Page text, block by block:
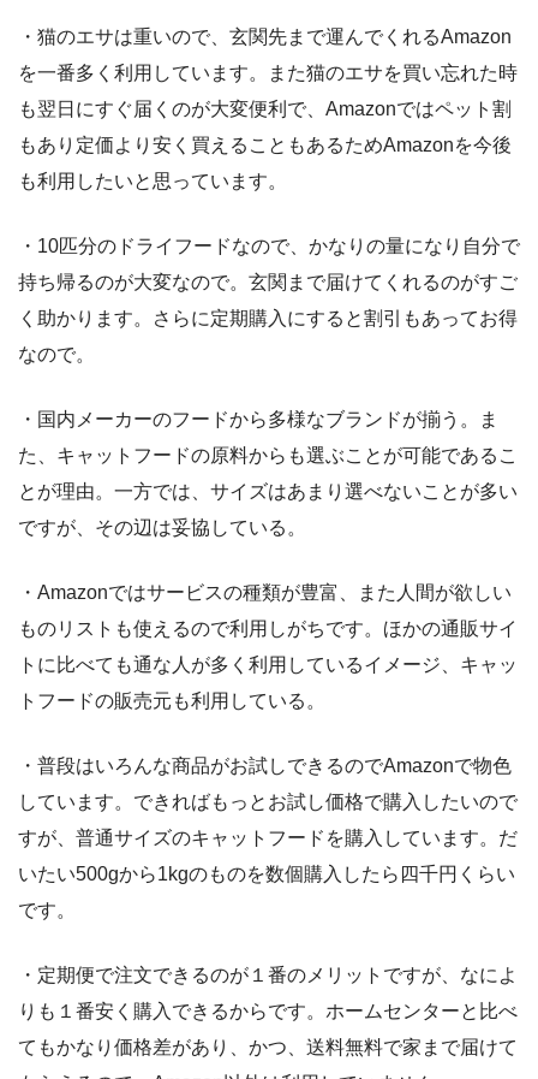
・猫のエサは重いので、玄関先まで運んでくれるAmazon
を一番多く利用しています。また猫のエサを買い忘れた時
も翌日にすぐ届くのが大変便利で、Amazonではペット割
もあり定価より安く買えることもあるためAmazonを今後
も利用したいと思っています。
・10匹分のドライフードなので、かなりの量になり自分で
持ち帰るのが大変なので。玄関まで届けてくれるのがすご
く助かります。さらに定期購入にすると割引もあってお得
なので。
・国内メーカーのフードから多様なブランドが揃う。ま
た、キャットフードの原料からも選ぶことが可能であるこ
とが理由。一方では、サイズはあまり選べないことが多い
ですが、その辺は妥協している。
・Amazonではサービスの種類が豊富、また人間が欲しい
ものリストも使えるので利用しがちです。ほかの通販サイ
トに比べても通な人が多く利用しているイメージ、キャッ
トフードの販売元も利用している。
・普段はいろんな商品がお試しできるのでAmazonで物色
しています。できればもっとお試し価格で購入したいので
すが、普通サイズのキャットフードを購入しています。だ
いたい500gから1kgのものを数個購入したら四千円くらい
です。
・定期便で注文できるのが１番のメリットですが、なによ
りも１番安く購入できるからです。ホームセンターと比べ
てもかなり価格差があり、かつ、送料無料で家まで届けて